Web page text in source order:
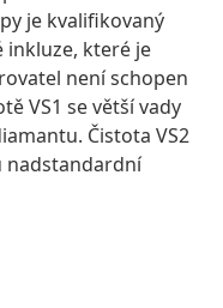
je kvalifikovaný
inkluze, které je
není schopen
VS1 se větší vady
Čistota VS2
nadstandardní